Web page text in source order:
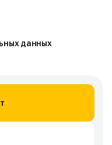
данных